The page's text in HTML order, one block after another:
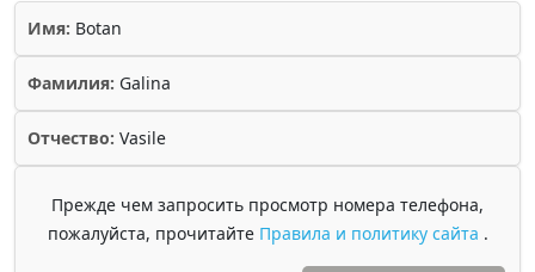
Имя: Botan
Фамилия: Galina
Отчество: Vasile
Прежде чем запросить просмотр номера телефона,
пожалуйста, прочитайте Правила и политику сайта .